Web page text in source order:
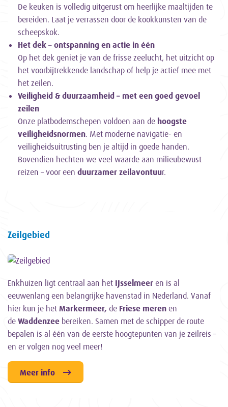
De keuken is volledig uitgerust om heerlijke maaltijden te
bereiden. Laat je verrassen door de kookkunsten van de
scheepskok.
Het dek – ontspanning en actie in één
Op het dek geniet je van de frisse zeelucht, het uitzicht op
het voorbijtrekkende landschap of help je actief mee met
het zeilen.
Veiligheid & duurzaamheid – met een goed gevoel
zeilen
Onze platbodemschepen voldoen aan de hoogste
veiligheidsnormen. Met moderne navigatie- en
veiligheidsuitrusting ben je altijd in goede handen.
Bovendien hechten we veel waarde aan milieubewust
reizen – voor een duurzamer zeilavontuur.
Zeilgebied
Enkhuizen ligt centraal aan het IJsselmeer en is al
eeuwenlang een belangrijke havenstad in Nederland. Vanaf
hier kun je het Markermeer, de Friese meren en
de Waddenzee bereiken. Samen met de schipper de route
bepalen is al één van de eerste hoogtepunten van je zeilreis –
en er volgen nog veel meer!
Meer info